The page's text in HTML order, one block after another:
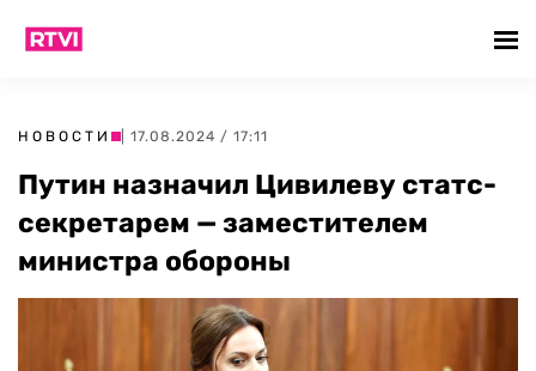
НОВОСТИ | 17.08.2024 / 17:11
Путин назначил Цивилеву статс-
секретарем — заместителем
министра обороны